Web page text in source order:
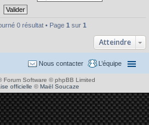
0 résultat • Page 1 sur 1
Atteindre
L’équipe
Nous contacter
Forum Software © phpBB Limited
officielle ©Maël Soucaze